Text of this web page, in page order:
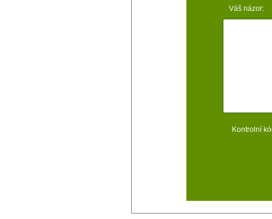
Váš názor:
Kontrolní